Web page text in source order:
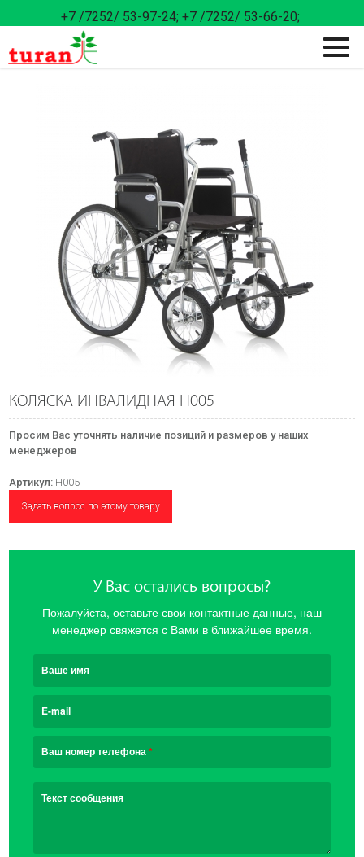
+7 /7252/ 53-97-24; +7 /7252/ 53-66-20;
КОЛЯСКА ИНВАЛИДНАЯ Н005
Просим Вас уточнять наличие позиций и размеров у наших
менеджеров
Артикул: Н005
Задать вопрос по этому товару
У Вас остались вопросы?
Пожалуйста, оставьте свои контактные данные, наш
менеджер свяжется с Вами в ближайшее время.
Ваше имя
E-mail
Ваш номер телефона*
Текст сообщения